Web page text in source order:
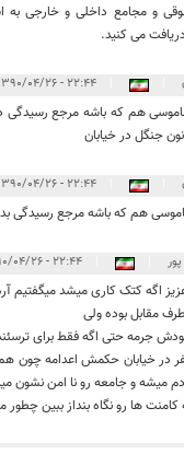
و مجامع داخلی و خارجی به
می کنید.
۲۲:۴۴ - ۱۳۹۰/۰۴/۲۶
هم که باشه مرجع رسیدگی
جنگل در خیابان
۲۲:۴۴ - ۱۳۹۰/۰۴/۲۶
هم که باشه مرجع رسیدگی
۲۲:۴۴ - ۱۳۹۰/۰۴/۲۶
اگه کتک کاری میشد میگفتیم
مقابل بوده ولی
جرمه حتی اگه فقط برای
در خیابان حکمش اعدامه چون
میشه و جامعه رو نا امن نشون
کامنت ها رو نگاه بنداز ببین